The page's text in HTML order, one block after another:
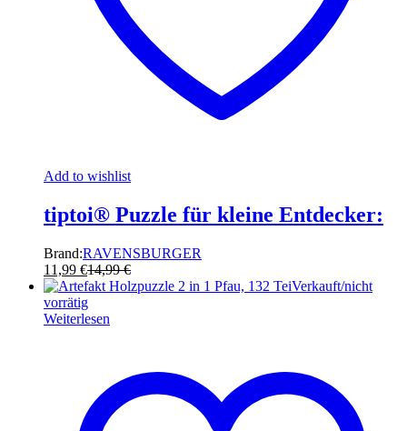
Add to wishlist
tiptoi® Puzzle für kleine Entdecker:
Brand:RAVENSBURGER
11,99 €14,99€
Verkauft/nicht
vorrätig
Weiterlesen